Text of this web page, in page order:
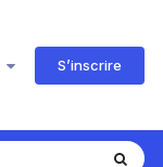
S’inscrire